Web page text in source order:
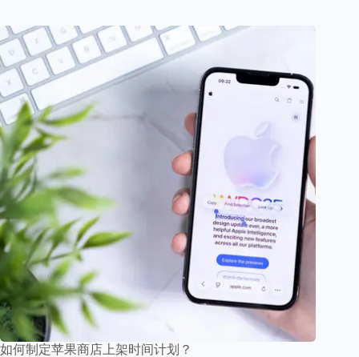
如何制定苹果商店上架时间计划？